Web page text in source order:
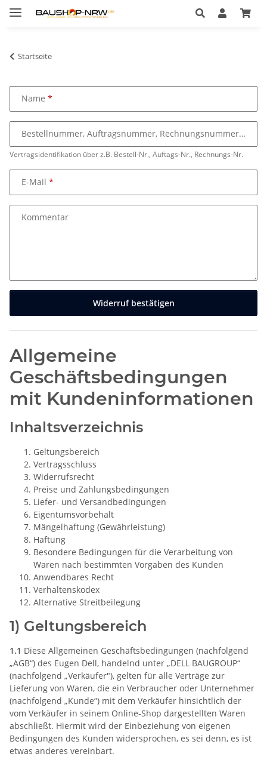
Startseite
Name
Vertragsidentifikation über z.B. Bestell-Nr., Auftags-Nr., Rechnungs-Nr.
Bestellnummer, Auftragsnummer, Rechnungsnummer
E-Mail
Kommentar
Widerruf bestätigen
Allgemeine
Geschäftsbedingungen
mit Kundeninformationen
Inhaltsverzeichnis
Geltungsbereich
Vertragsschluss
Widerrufsrecht
Preise und Zahlungsbedingungen
Liefer- und Versandbedingungen
Eigentumsvorbehalt
Mängelhaftung (Gewährleistung)
Haftung
Besondere Bedingungen für die Verarbeitung von
Waren nach bestimmten Vorgaben des Kunden
Anwendbares Recht
Verhaltenskodex
Alternative Streitbeilegung
1) Geltungsbereich
1.1 Diese Allgemeinen Geschäftsbedingungen (nachfolgend
„AGB“) des Eugen Dell, handelnd unter „DELL BAUGROUP“
(nachfolgend „Verkäufer"), gelten für alle Verträge zur
Lieferung von Waren, die ein Verbraucher oder Unternehmer
(nachfolgend „Kunde“) mit dem Verkäufer hinsichtlich der
vom Verkäufer in seinem Online-Shop dargestellten Waren
abschließt. Hiermit wird der Einbeziehung von eigenen
Bedingungen des Kunden widersprochen, es sei denn, es ist
etwas anderes vereinbart.